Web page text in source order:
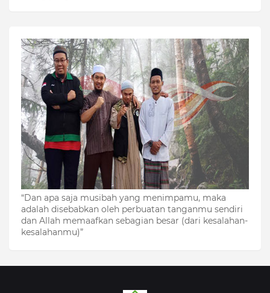
“Dan apa saja musibah yang menimpamu, maka
adalah disebabkan oleh perbuatan tanganmu sendiri
dan Allah memaafkan sebagian besar (dari kesalahan-
kesalahanmu)”